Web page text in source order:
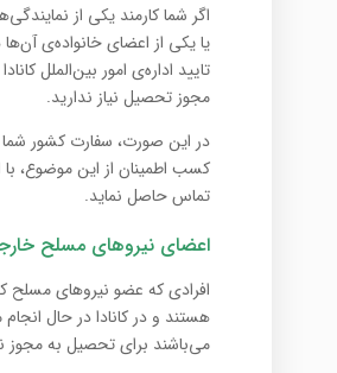
اگر شما کارمند یکی از
یا یکی از اعضای خانواده‌ی
مجوز تحصیل نیاز ندارید.
در این صورت، سفارت کشور شما
کسب اطمینان از این موضوع، با
تماس حاصل نماید.
اعضای نیروهای مسلح
افرادی که عضو نیروهای مسلح
هستند و در کانادا در حال
می‌باشند برای تحصیل به مجوز